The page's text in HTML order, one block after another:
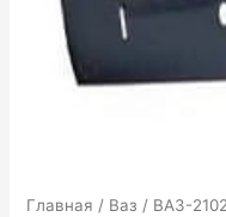
Главная / Ваз / ВАЗ-2102